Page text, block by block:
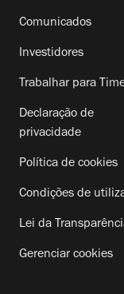
Comunicados
Investidores
Trabalhar para
Declaração de
privacidade
Política de cookies
Condições de
Lei da
Gerenciar cookies